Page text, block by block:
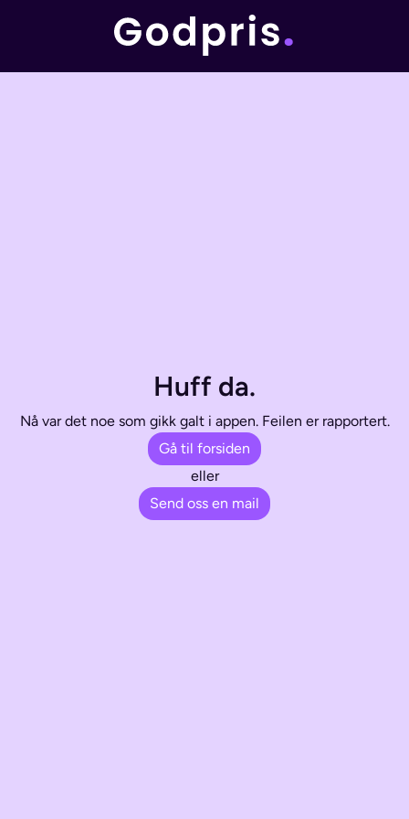
Huff da.
Nå var det noe som gikk galt i appen. Feilen er rapportert.
Gå til forsiden
eller
Send oss en mail